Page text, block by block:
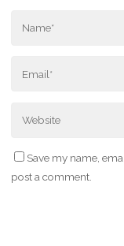
Save my name,
post a comment.